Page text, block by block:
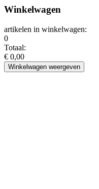
Winkelwagen
artikelen in winkelwagen:
0
Totaal:
€ 0,00
Winkelwagen weergeven